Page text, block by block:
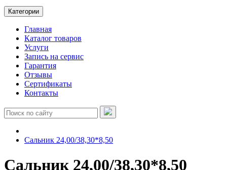
Категории
Главная
Каталог товаров
Услуги
Запись на сервис
Гарантия
Отзывы
Сертификаты
Контакты
Сальник 24,00/38,30*8,50
Сальник 24,00/38,30*8,50